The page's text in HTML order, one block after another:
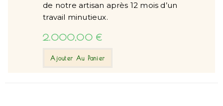
de notre artisan après 12 mois d’un
travail minutieux.
2.000,00 €
Ajouter Au Panier